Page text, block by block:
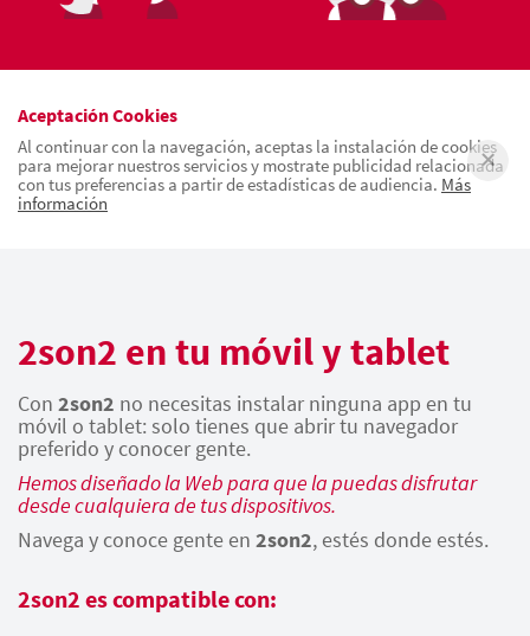
Aceptación Cookies
Al continuar con la navegación, aceptas la instalación de cookies
para mejorar nuestros servicios y mostrate publicidad relacionada
con tus preferencias a partir de estadísticas de audiencia. Más
información
2son2 en tu móvil y tablet
Con 2son2 no necesitas instalar ninguna app en tu
móvil o tablet: solo tienes que abrir tu navegador
preferido y conocer gente.
Hemos diseñado la Web para que la puedas disfrutar
desde cualquiera de tus dispositivos.
Navega y conoce gente en 2son2, estés donde estés.
2son2 es compatible con: